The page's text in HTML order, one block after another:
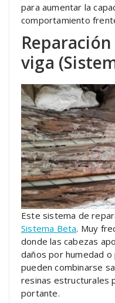
para aumentar la
comportamiento
viga
Este sistema de
Sistema Beta. Muy
donde las cabezas
daños por humedad
pueden combinarse
resinas estructurales
portante.